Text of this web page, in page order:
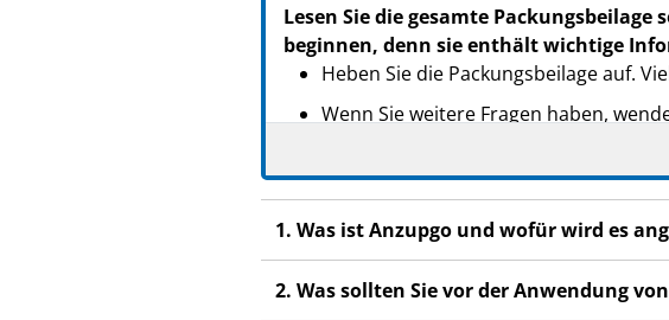
Lesen Sie die gesamte
beginnen, denn sie enthält wichtige
Heben Sie die Packungsbeilage auf.
Wenn Sie weitere Fragen haben,
Dieses Arzneimittel wurde Ihnen
Fachpersonal. Dies gilt auch für
1. Was ist Anzupgo und wofür wird es
2. Was sollten Sie vor der Anwendung